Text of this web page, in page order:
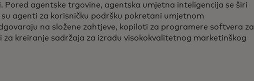
Pored agentske trgovine, agentska umjetna inteligencija se širi
agenti za korisničku podršku pokretani umjetnom
na složene zahtjeve, kopiloti za programere softvera za
za kreiranje sadržaja za izradu visokokvalitetnog marketinškog